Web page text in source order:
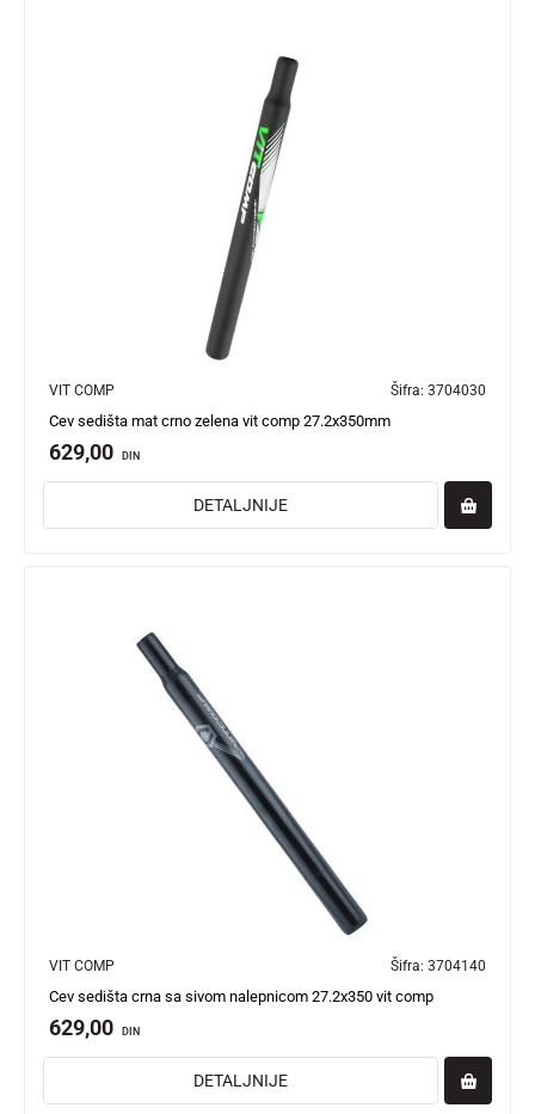
VIT COMP Šifra: 3704030
Cev sedišta mat crno zelena vit comp 27.2x350mm
629,00 DIN
DETALJNIJE
VIT COMP Šifra: 3704140
Cev sedišta crna sa sivom nalepnicom 27.2x350 vit comp
629,00 DIN
DETALJNIJE